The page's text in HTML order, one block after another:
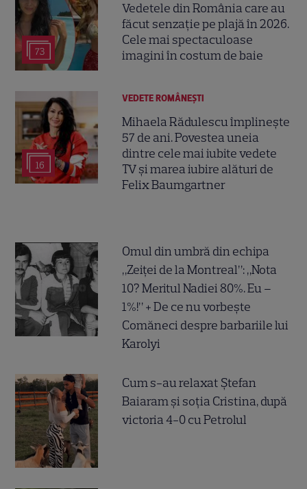
73
Vedetele din România care au
făcut senzație pe plajă în 2026.
Cele mai spectaculoase
imagini în costum de baie
16
VEDETE ROMÂNEŞTI
Mihaela Rădulescu împlinește
57 de ani. Povestea uneia
dintre cele mai iubite vedete
TV și marea iubire alături de
Felix Baumgartner
Omul din umbră din echipa
„Zeiței de la Montreal”: „Nota
10? Meritul Nadiei 80%. Eu –
1%!” + De ce nu vorbește
Comăneci despre barbariile lui
Karolyi
Cum s-au relaxat Ștefan
Baiaram și soția Cristina, după
victoria 4-0 cu Petrolul